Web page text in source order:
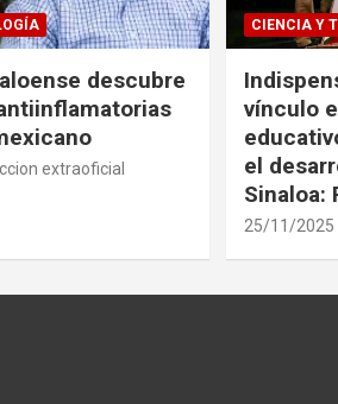
descubre
extraoficial
CIENCIA Y
vínculo
el
Sinaloa:
25/11/2025